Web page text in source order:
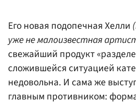
Его новая подопечная Хелли
уже не малоизвестная
свежайший продукт
сложившейся ситуацией
недовольна. И сама же
главным противником: